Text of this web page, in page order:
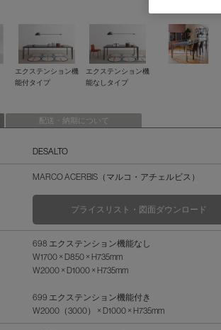
エクステンション機
能付タイプ
エクステンション機
能なしタイプ
配送・納期について
DESALTO
MARCO ACERBIS（マルコ・アチェルビス）
プライスリスト・図面ダウンロード
698 エクステンション機能なし
W1700 × D850 × H735mm
W2000 × D1000 × H735mm
699 エクステンション機能付き
W2000（3000） × D1000 × H735mm